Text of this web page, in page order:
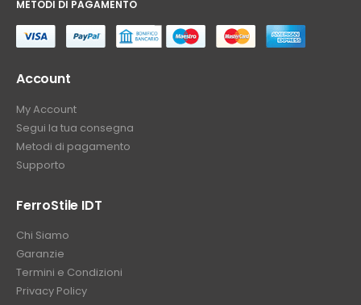
METODI DI PAGAMENTO
Account
My Account
Segui la tua consegna
Metodi di pagamento
Supporto
FerroStile IDT
Chi Siamo
Garanzie
Termini e Condizioni
Privacy Policy